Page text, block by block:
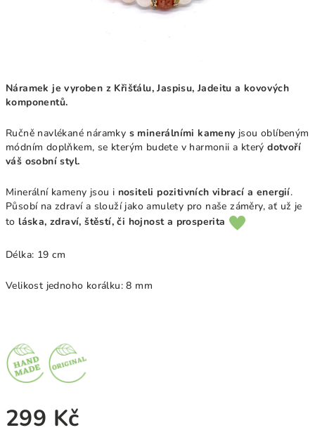
Náramek je vyroben z Křišťálu, Jaspisu, Jadeitu a kovových
komponentů.
Ručně navlékané náramky s minerálními kameny jsou oblíbeným
módním doplňkem, se kterým budete v harmonii a kterýdotvoří
váš osobní styl.
Minerální kameny jsou i nositeli pozitivních vibrací a energií.
Působí na zdraví a slouží jako amulety pro naše záměry, ať už je
to láska, zdraví, štěstí, či hojnost a prosperita
Délka: 19 cm
Velikost jednoho korálku: 8 mm
299 Kč